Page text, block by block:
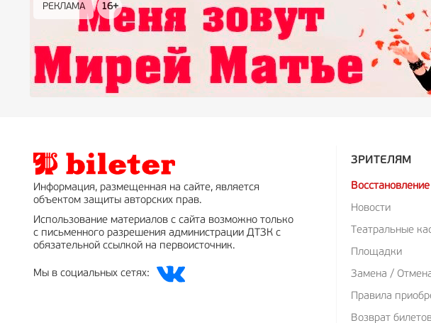
РЕКЛАМА 16+
РЕКЛАМА 16+
РЕКЛАМА 12+
РЕКЛАМА
РЕКЛАМА 0+
РЕКЛАМА 18+
Информация, размещенная на сайте, является
объектом защиты авторских прав.
Использование материалов с сайта возможно только
с письменного разрешения администрации ДТЗК с
обязательной ссылкой на первоисточник.
Мы в социальных сетях:
ЗРИТЕЛЯМ
Новости
Театральные
Площадки
Замена /
Правила
Возврат